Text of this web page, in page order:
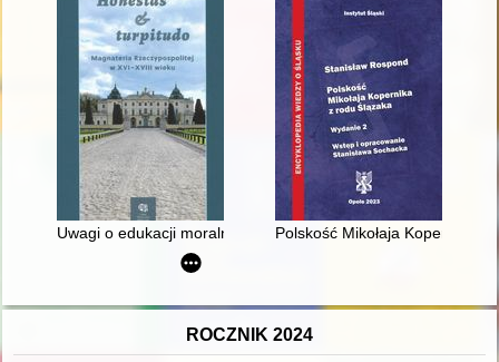
Uwagi o edukacji moralnej synów szlacheckich w XVI-
Polskość Mikołaja Kopernika z
ROCZNIK 2024